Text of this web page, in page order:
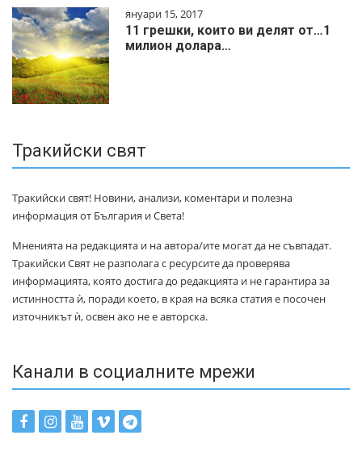
януари 15, 2017
11 грешки, които ви делят от…1
милиoн дoлapa…
Тракийски свят
Тракийски свят! Новини, анализи, коментари и полезна
информация от България и Света!
Мненията на редакцията и на автора/ите могат да не съвпадат.
Тракийски Свят не разполага с ресурсите да проверява
информацията, която достига до редакцията и не гарантира за
истинността ѝ, поради което, в края на всяка статия е посочен
източникът ѝ, освен ако не е авторска.
Канали в социалните мрежи